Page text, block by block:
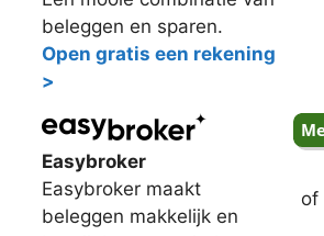
beleggen en sparen.
Open gratis een rekening
>
Easybroker
Easybroker maakt
beleggen makkelijk en
of